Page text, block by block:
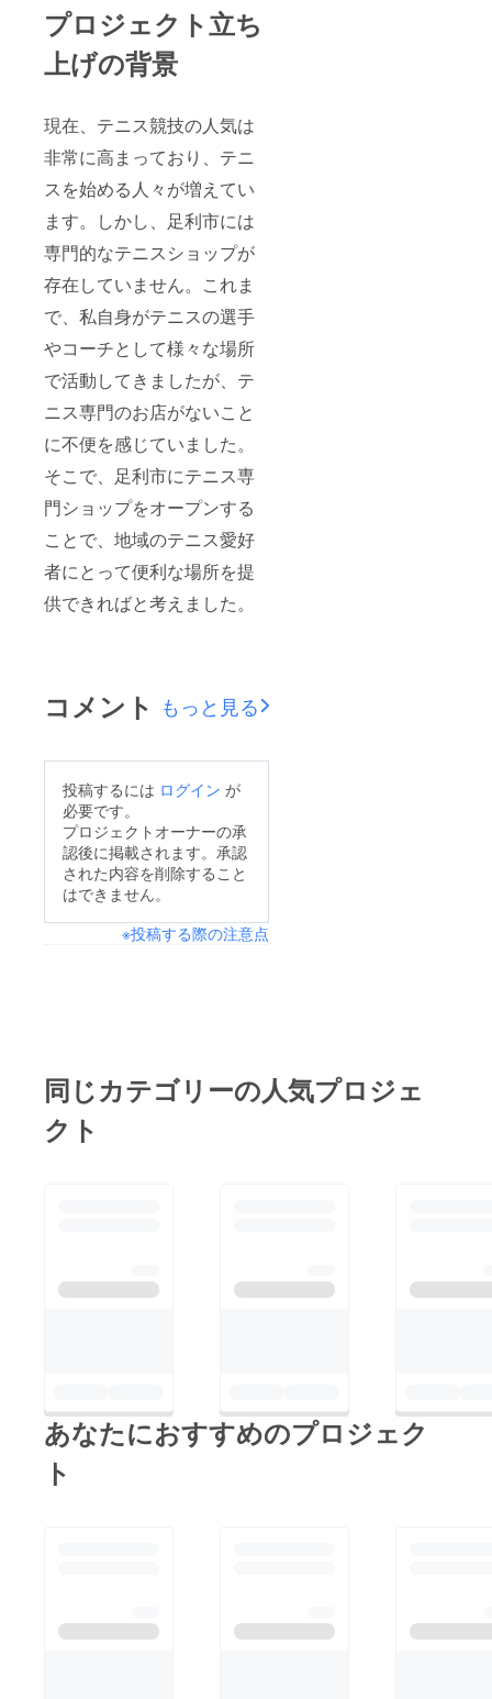
プロジェクト立ち
上げの背景
現在、テニス競技の人気は
非常に高まっており、テニ
スを始める人々が増えてい
ます。しかし、足利市には
専門的なテニスショップが
存在していません。これま
で、私自身がテニスの選手
やコーチとして様々な場所
で活動してきましたが、テ
ニス専門のお店がないこと
に不便を感じていました。
そこで、足利市にテニス専
門ショップをオープンする
ことで、地域のテニス愛好
者にとって便利な場所を提
供できればと考えました。
コメント もっと見る
投稿するには ログイン が
必要です。
プロジェクトオーナーの承
認後に掲載されます。承認
された内容を削除すること
はできません。
※投稿する際の注意点
同じカテゴリーの人気プロジェ
クト
あなたにおすすめのプロジェク
ト